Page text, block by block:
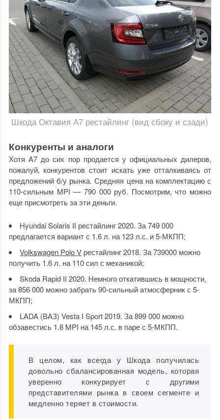
Шкода Октавия А7 рестайлинг (вид сбоку и сзади)
Конкуренты и аналоги
Хотя A7 до сих пор продается у официальных дилеров,
пожалуй, конкурентов стоит искать уже отталкиваясь от
предложений б/у рынка. Средняя цена на комплектацию с
110-сильным MPI — 790 000 руб. Посмотрим, что можно
еще присмотреть за эти деньги.
Hyundai Solaris II рестайлинг 2020. За 749 000
предлагается вариант с 1.6 л. на 123 л.с. и 5-МКПП;
Volkswagen Polo Vрестайлинг 2018. За 739000 можно
получить 1.6 л. на 110 сил с механикой;
Skoda Rapid II 2020. Немного откатившись в мощности,
за 856 000 можно забрать 90-сильный атмосферник с 5-
МКПП;
LADA (ВАЗ) Vesta I Sport 2019. За 899 000 можно
обзавестись 1.8 MPI на 145 л.с. в паре с 5-МКПП.
В целом, как всегда у Шкода получилась
довольно сбалансированная модель, которая
уверенно конкурирует с другими
представителями рынка в своем сегменте и
медленно теряет в стоимости.